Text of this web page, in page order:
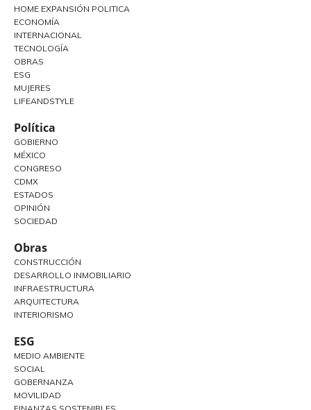
HOME EXPANSIÓN POLITICA
ECONOMÍA
INTERNACIONAL
TECNOLOGÍA
OBRAS
ESG
MUJERES
LIFEANDSTYLE
Política
GOBIERNO
MÉXICO
CONGRESO
CDMX
ESTADOS
OPINIÓN
SOCIEDAD
Obras
CONSTRUCCIÓN
DESARROLLO INMOBILIARIO
INFRAESTRUCTURA
ARQUITECTURA
INTERIORISMO
ESG
MEDIO AMBIENTE
SOCIAL
GOBERNANZA
MOVILIDAD